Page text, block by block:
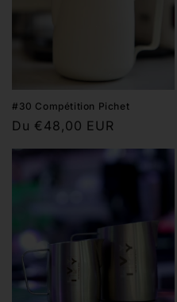
#30 Compétition Pichet
Prix
habituel
Du €48,00 EUR